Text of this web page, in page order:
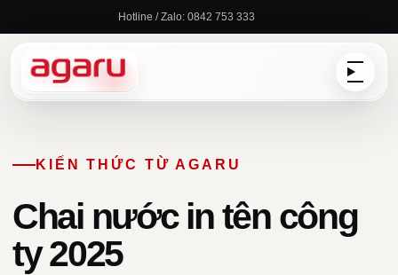
nội
Hotline / Zalo: 0842 753 333
KIẾN THỨC TỪ AGARU
Chai nước in tên công
ty 2025